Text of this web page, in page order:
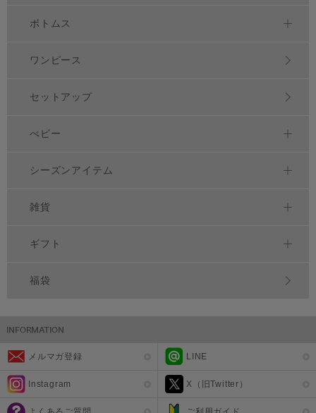
ボトムス
ワンピース
セットアップ
べビー
シーズンアイテム
雑貨
ギフト
福袋
メルマガ登録 LINE
Instagram X（旧Twitter）